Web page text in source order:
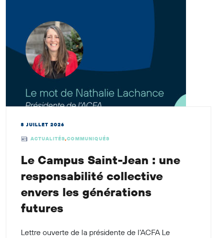
8 JUILLET 2026
ACTUALITÉS,COMMUNIQUÉS
Le Campus Saint-Jean : une
responsabilité collective
envers les générations
futures
Lettre ouverte de la présidente de l’ACFA Le